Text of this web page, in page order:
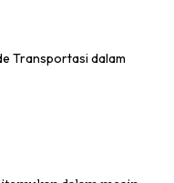
Transportasi dalam